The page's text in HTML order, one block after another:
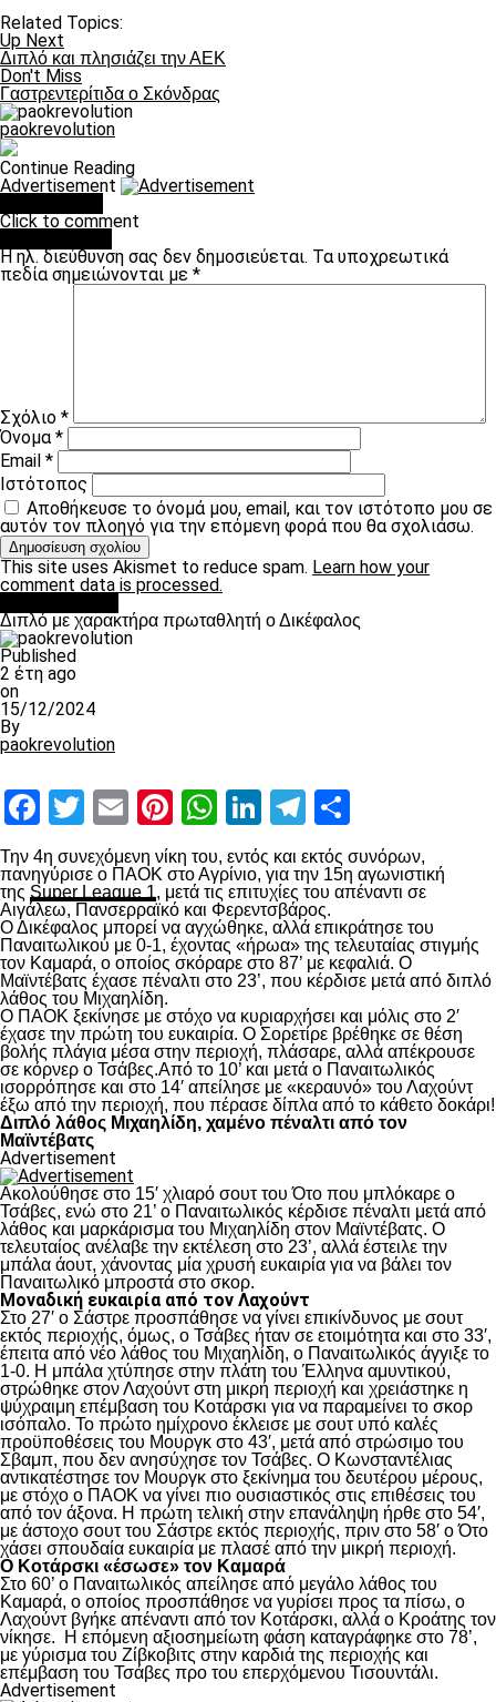
Related Topics:
Up Next
Διπλό και πλησιάζει την ΑΕΚ
Don't Miss
Γαστρεντερίτιδα ο Σκόνδρας
paokrevolution
Continue Reading
Advertisement
Click to comment
Η ηλ. διεύθυνση σας δεν δημοσιεύεται. Τα υποχρεωτικά
πεδία σημειώνονται με *
Σχόλιο *
Όνομα*
Email *
Ιστότοπος
Αποθήκευσε το όνομά μου, email, και τον ιστότοπο μου σε
αυτόν τον πλοηγό για την επόμενη φορά που θα σχολιάσω.
This site uses Akismet to reduce spam. Learn how your
comment data is processed.
Διπλό με χαρακτήρα πρωταθλητή ο Δικέφαλος
Published
2 έτη ago
on
15/12/2024
By
paokrevolution
Facebook
Twitter
EmailPinterest
WhatsApp
LinkedIn
Telegram
Την 4η συνεχόμενη νίκη του, εντός και εκτός συνόρων,
πανηγύρισε ο ΠΑΟΚ στο Αγρίνιο, για την 15η αγωνιστική
της Super League 1, μετά τις επιτυχίες του απέναντι σε
Αιγάλεω, Πανσερραϊκό και Φερεντσβάρος.
Ο Δικέφαλος μπορεί να αγχώθηκε, αλλά επικράτησε του
Παναιτωλικού με 0-1, έχοντας «ήρωα» της τελευταίας στιγμής
τον Καμαρά, ο οποίος σκόραρε στο 87’ με κεφαλιά. Ο
Μαϊντέβατς έχασε πέναλτι στο 23’, που κέρδισε μετά από διπλό
λάθος του Μιχαηλίδη.
Ο ΠΑΟΚ ξεκίνησε με στόχο να κυριαρχήσει και μόλις στο 2′
έχασε την πρώτη του ευκαιρία. Ο Σορετίρε βρέθηκε σε θέση
βολής πλάγια μέσα στην περιοχή, πλάσαρε, αλλά απέκρουσε
σε κόρνερ ο Τσάβες.Από το 10’ και μετά ο Παναιτωλικός
ισορρόπησε και στο 14′ απείλησε με «κεραυνό» του Λαχούντ
έξω από την περιοχή, που πέρασε δίπλα από το κάθετο δοκάρι!
Διπλό λάθος Μιχαηλίδη, χαμένο πέναλτι από τον
Μαϊντέβατς
Advertisement
Ακολούθησε στο 15′ χλιαρό σουτ του Ότο που μπλόκαρε ο
Τσάβες, ενώ στο 21’ ο Παναιτωλικός κέρδισε πέναλτι μετά από
λάθος και μαρκάρισμα του Μιχαηλίδη στον Μαϊντέβατς. Ο
τελευταίος ανέλαβε την εκτέλεση στο 23’, αλλά έστειλε την
μπάλα άουτ, χάνοντας μία χρυσή ευκαιρία για να βάλει τον
Παναιτωλικό μπροστά στο σκορ.
Μοναδική ευκαιρία από τον Λαχούντ
Στο 27′ ο Σάστρε προσπάθησε να γίνει επικίνδυνος με σουτ
εκτός περιοχής, όμως, ο Τσάβες ήταν σε ετοιμότητα και στο 33′,
έπειτα από νέο λάθος του Μιχαηλίδη, ο Παναιτωλικός άγγιξε το
1-0. Η μπάλα χτύπησε στην πλάτη του Έλληνα αμυντικού,
στρώθηκε στον Λαχούντ στη μικρή περιοχή και χρειάστηκε η
ψύχραιμη επέμβαση του Κοτάρσκι για να παραμείνει το σκορ
ισόπαλο. Το πρώτο ημίχρονο έκλεισε με σουτ υπό καλές
προϋποθέσεις του Μουργκ στο 43′, μετά από στρώσιμο του
Σβαμπ, που δεν ανησύχησε τον Τσάβες. Ο Κωνσταντέλιας
αντικατέστησε τον Μουργκ στο ξεκίνημα του δευτέρου μέρους,
με στόχο ο ΠΑΟΚ να γίνει πιο ουσιαστικός στις επιθέσεις του
από τον άξονα. Η πρώτη τελική στην επανάληψη ήρθε στο 54′,
με άστοχο σουτ του Σάστρε εκτός περιοχής, πριν στο 58′ ο Ότο
χάσει σπουδαία ευκαιρία με πλασέ από την μικρή περιοχή.
Ο Κοτάρσκι «έσωσε» τον Καμαρά
Στο 60’ ο Παναιτωλικός απείλησε από μεγάλο λάθος του
Καμαρά, ο οποίος προσπάθησε να γυρίσει προς τα πίσω, ο
Λαχούντ βγήκε απέναντι από τον Κοτάρσκι, αλλά ο Κροάτης τον
νίκησε. Η επόμενη αξιοσημείωτη φάση καταγράφηκε στο 78’,
με γύρισμα του Ζίβκοβιτς στην καρδιά της περιοχής και
επέμβαση του Τσάβες προ του επερχόμενου Τισουντάλι.
Advertisement